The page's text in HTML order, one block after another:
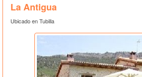
La Antigua
Ubicado en Tubilla